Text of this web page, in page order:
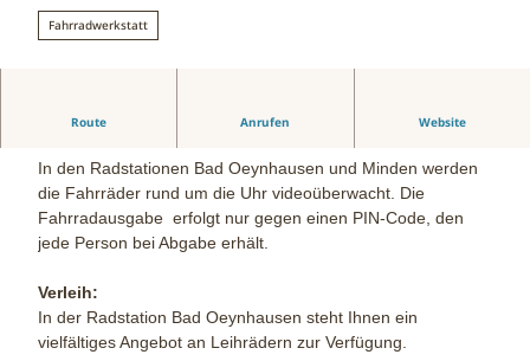
Fahrradwerkstatt
Route Anrufen Website
Bewachung:
In den Radstationen Bad Oeynhausen und Minden werden
die Fahrräder rund um die Uhr videoüberwacht. Die
Fahrradausgabe erfolgt nur gegen einen PIN-Code, den
jede Person bei Abgabe erhält.
Verleih:
In der Radstation Bad Oeynhausen steht Ihnen ein
vielfältiges Angebot an Leihrädern zur Verfügung.